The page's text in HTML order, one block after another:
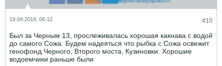
#10
19.04.2018, 06:12
Был за Черным 13, прослеживалась хорошая какнава с водой
до самого Сожа. Будем надеяться что рыбка с Сожа освежит
генофонд Черного, Второго моста, Кузиновки. Хорошие
водоемчики раньше были